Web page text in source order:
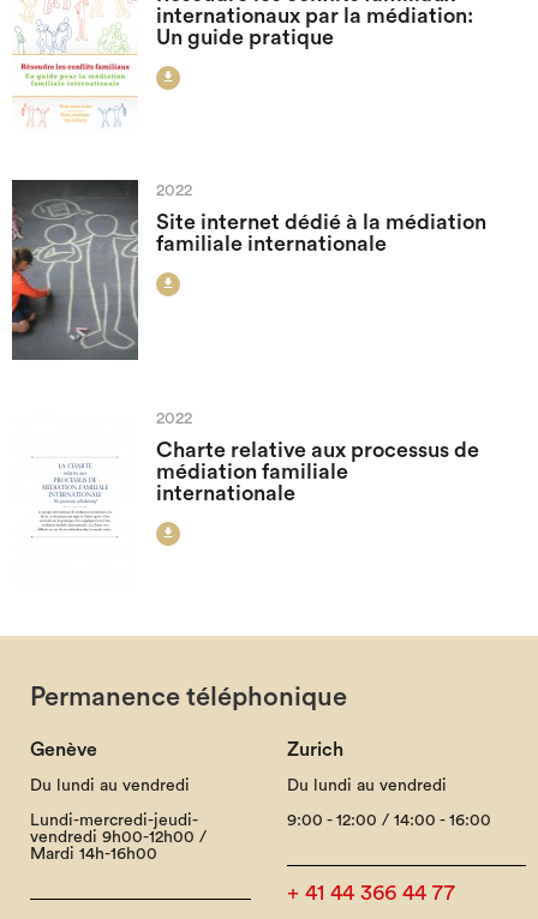
internationaux par la médiation:
Un guide pratique

2022
Site internet dédié à la médiation
familiale internationale

2022
Charte relative aux processus de
médiation familiale
internationale

Permanence téléphonique
Genève
Du lundi au vendredi
Lundi-mercredi-jeudi-
vendredi 9h00-12h00 /
Mardi 14h-16h00
Zurich
Du lundi au vendredi
9:00 - 12:00 / 14:00 - 16:00
+ 41 44 366 44 77